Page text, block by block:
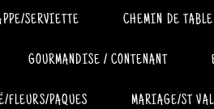
SERVIETTE CHEMIN DE TABLE
GOURMANDISE / CONTENANT
FLEURS/PAQUES MARIAGE/ST